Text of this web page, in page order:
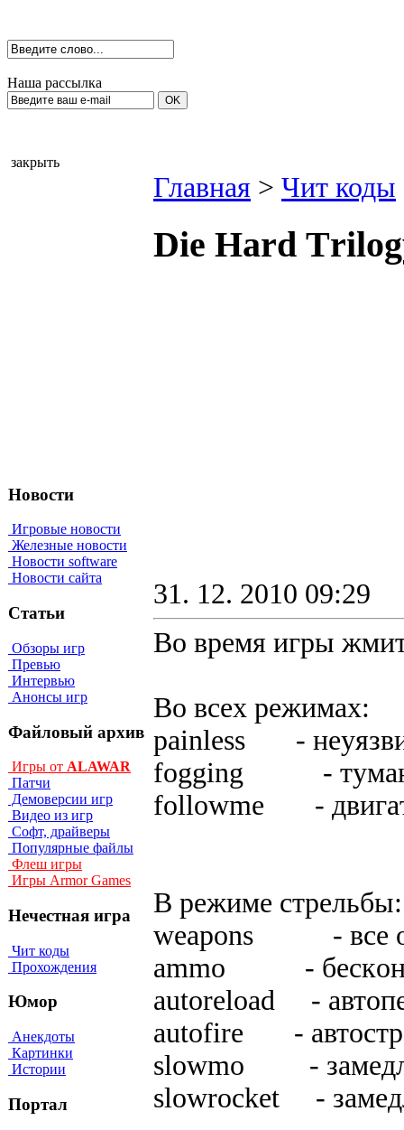
Наша рассылка
закрыть
Новости
Игровые новости
Железные новости
Новости software
Новости сайта
Статьи
Обзоры игр
Превью
Интервью
Анонсы игр
Файловый архив
Игры от ALAWAR
Патчи
Демоверсии игр
Видео из игр
Софт, драйверы
Популярные файлы
Флеш игры
Игры Armor Games
Нечестная игра
Чит коды
Прохождения
Юмор
Анекдоты
Картинки
Истории
Портал
Главная > Чит коды
Die Наrd
31. 12. 2010 09:29
Во время игры
Bo вcex peжимax:
painless -
fogging - тyмaн
followme -
B peжимe cтpeльбы:
weapons - вce
ammo -
autoreload -
autofire -
slowmo -
slowrocket -